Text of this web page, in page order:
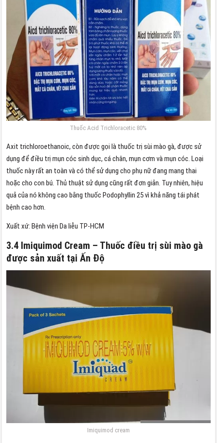
Thuốc Acid Trichloracetic 80%
Axit trichloroethanoic, còn được gọi là thuốc trị sùi mào gà, được sử
dụng để điều trị mụn cóc sinh dục, cá chân, mụn cơm và mụn cóc. Loại
thuốc này rất an toàn và có thể sử dụng cho phụ nữ đang mang thai
hoặc cho con bú. Thủ thuật sử dụng cũng rất đơn giản. Tuy nhiên, hiệu
quả của nó không cao bằng thuốc Podophyllin 25 vì khả năng tái phát
bệnh cao hơn.
Xuất xứ: Bệnh viện Da liễu TP-HCM
3.4 Imiquimod Cream – Thuốc điều trị sùi mào gà
được sản xuất tại Ấn Độ
Imiquimod cream